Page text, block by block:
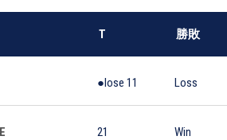
T 勝敗
●lose 11 Loss
21 Win